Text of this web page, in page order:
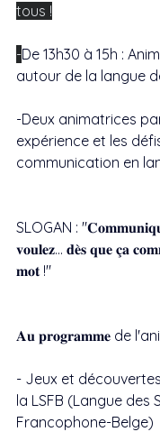
tous !
-De 13h30 à 15h :
autour de la langue
-Deux animatrices
expérience et les
communication en
SLOGAN :
𝐯𝐨𝐮𝐥𝐞𝐳… 𝐝𝐞̀𝐬 𝐪𝐮𝐞 𝐜̧𝐚
𝐦𝐨𝐭 !"
𝐀𝐮 𝐩𝐫𝐨𝐠𝐫𝐚𝐦𝐦𝐞 de
- Jeux et
la LSFB (Langue des
Francophone-Belge)